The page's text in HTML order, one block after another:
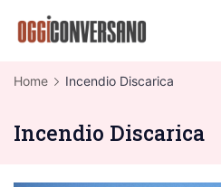
Home Incendio Discarica
Incendio Discarica